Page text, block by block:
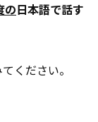
の日本語で話す
ください。